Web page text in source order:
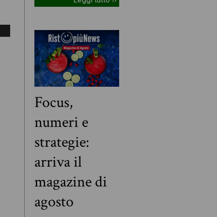
Focus,
numeri e
strategie:
arriva il
magazine di
agosto